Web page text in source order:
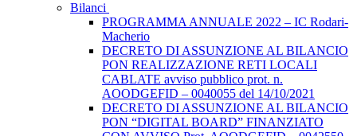
Bilanci
PROGRAMMA ANNUALE 2022 – IC Rodari-
Macherio
DECRETO DI ASSUNZIONE AL BILANCIO
PON REALIZZAZIONE RETI LOCALI
CABLATE avviso pubblico prot. n.
AOODGEFID – 0040055 del 14/10/2021
DECRETO DI ASSUNZIONE AL BILANCIO
PON “DIGITAL BOARD” FINANZIATO